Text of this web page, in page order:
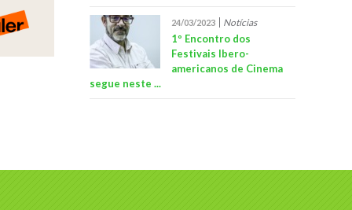
24/03/2023 Notícias
1º Encontro dos
Festivais Ibero-
americanos de Cinema
segue neste ...